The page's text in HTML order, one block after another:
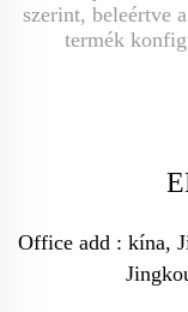
szerint, beleértve
termék
Office add : kína,